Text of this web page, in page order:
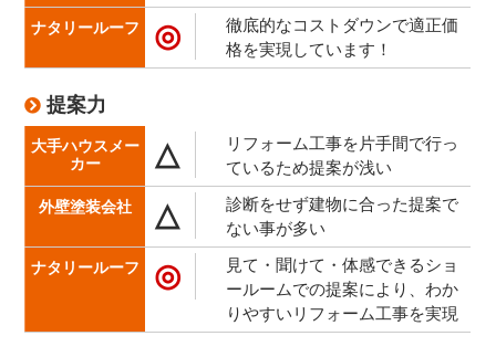
◎
徹底的なコストダウンで適正価
格を実現しています！
提案力
△
リフォーム工事を片手間で行っ
ているため提案が浅い
△
診断をせず建物に合った提案で
ない事が多い
◎
見て・聞けて・体感できるショ
ールームでの提案により、わか
りやすいリフォーム工事を実現